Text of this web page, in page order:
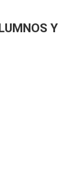
Y
VALENCIA